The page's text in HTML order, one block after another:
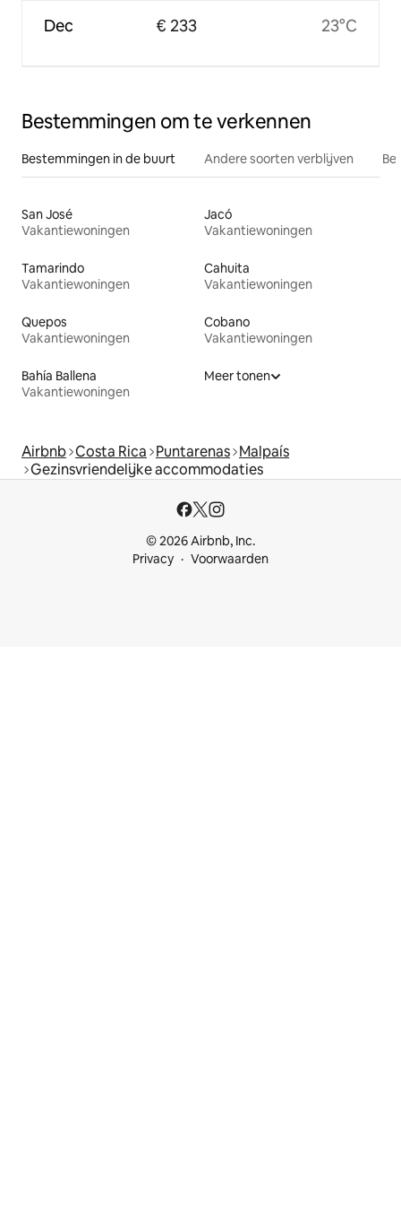
Dec € 233 23°C
Bestemmingen om te verkennen
Bestemmingen in de buurt Andere soorten verblijven
San José
Vakantiewoningen
Jacó
Vakantiewoningen
Tamarindo
Vakantiewoningen
Cahuita
Vakantiewoningen
Quepos
Vakantiewoningen
Cobano
Vakantiewoningen
Bahía Ballena
Vakantiewoningen
Meer tonen
Airbnb Costa Rica Puntarenas Malpaís
Gezinsvriendelijke accommodaties
© 2026 Airbnb, Inc.
Privacy
Voorwaarden